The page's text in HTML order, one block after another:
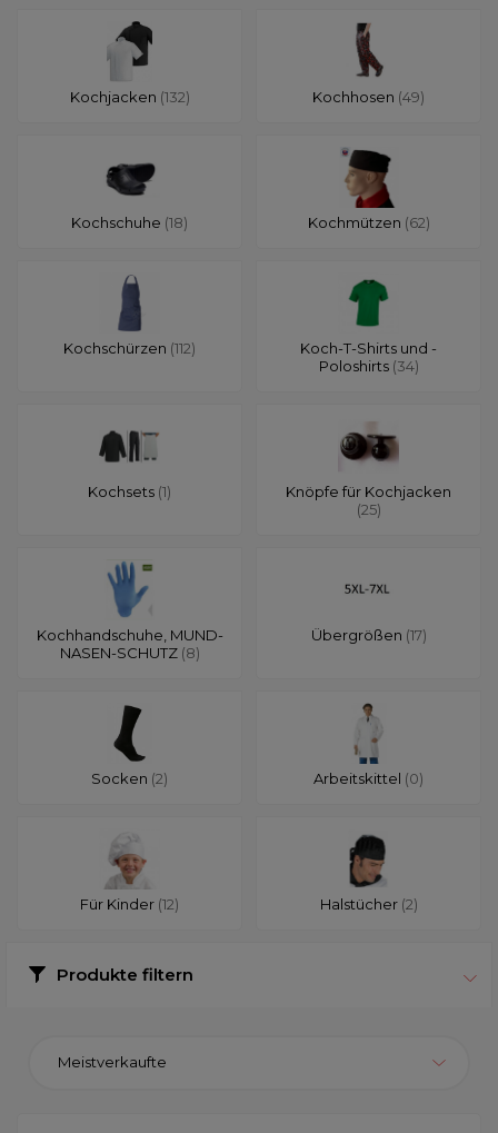
Kochjacken (132) Kochhosen (49)
Kochschuhe (18) Kochmützen (62)
Kochschürzen (112)
Koch-T-Shirts und -
Poloshirts (34)
Kochsets (1)
Knöpfe für Kochjacken
(25)
Kochhandschuhe, MUND-
NASEN-SCHUTZ (8)
Übergrößen (17)
Socken (2) Arbeitskittel (0)
Für Kinder (12) Halstücher (2)
Produkte filtern
Meistverkaufte